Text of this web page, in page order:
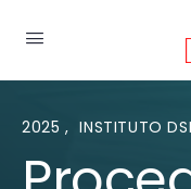
2025, INSTITUTO